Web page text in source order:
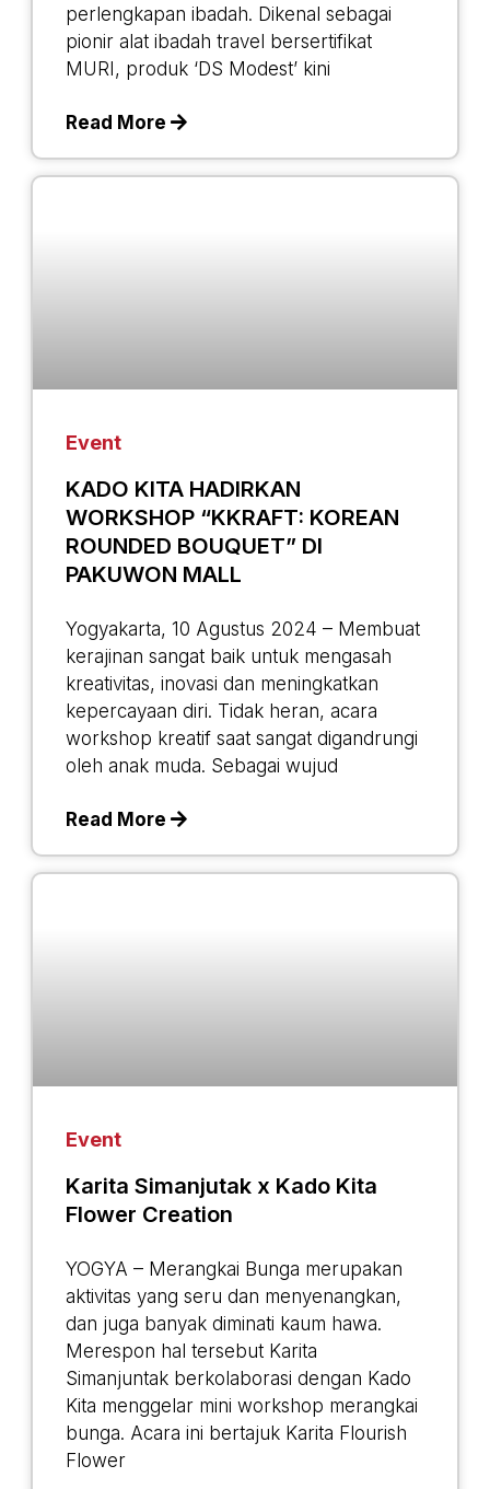
perlengkapan ibadah. Dikenal sebagai
pionir alat ibadah travel bersertifikat
MURI, produk ‘DS Modest’ kini
Read More
Event
KADO KITA HADIRKAN
WORKSHOP “KKRAFT: KOREAN
ROUNDED BOUQUET” DI
PAKUWON MALL
Yogyakarta, 10 Agustus 2024 – Membuat
kerajinan sangat baik untuk mengasah
kreativitas, inovasi dan meningkatkan
kepercayaan diri. Tidak heran, acara
workshop kreatif saat sangat digandrungi
oleh anak muda. Sebagai wujud
Read More
Event
Karita Simanjutak x Kado Kita
Flower Creation
YOGYA – Merangkai Bunga merupakan
aktivitas yang seru dan menyenangkan,
dan juga banyak diminati kaum hawa.
Merespon hal tersebut Karita
Simanjuntak berkolaborasi dengan Kado
Kita menggelar mini workshop merangkai
bunga. Acara ini bertajuk Karita Flourish
Flower